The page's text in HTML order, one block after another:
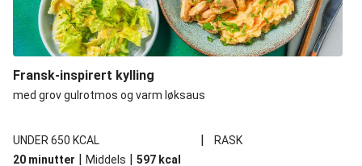
Fransk-inspirert kylling
med grov gulrotmos og varm løksaus
UNDER 650 KCAL |
RASK
20 minutter | Middels | 597 kcal